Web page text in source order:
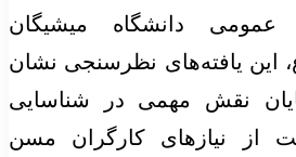
عمومی دانشگاه میشیگان
این یافته‌های نظرسنجی نشان
نقش مهمی در شناسایی
از نیازهای کارگران مسن